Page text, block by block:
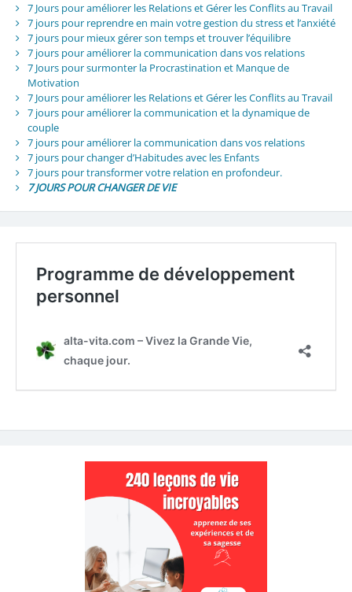
7 Jours pour améliorer les Relations et Gérer les Conflits au Travail
7 jours pour reprendre en main votre gestion du stress et l’anxiété
7 jours pour mieux gérer son temps et trouver l’équilibre
7 jours pour améliorer la communication dans vos relations
7 Jours pour surmonter la Procrastination et Manque de
Motivation
7 Jours pour améliorer les Relations et Gérer les Conflits au Travail
7 jours pour améliorer la communication et la dynamique de
couple
7 jours pour améliorer la communication dans vos relations
7 jours pour changer d’Habitudes avec les Enfants
7 jours pour transformer votre relation en profondeur.
7 JOURS POUR CHANGER DE VIE